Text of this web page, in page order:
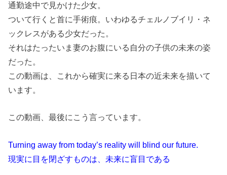
通勤途中で見かけた少女。
ついて行くと首に手術痕。いわゆるチェルノブイリ・ネ
ックレスがある少女だった。
それはたったいま妻のお腹にいる自分の子供の未来の姿
だった。
この動画は、これから確実に来る日本の近未来を描いて
います。
この動画、最後にこう言っています。
Turning away from today’s reality will blind our future.
現実に目を閉ざすものは、未来に盲目である